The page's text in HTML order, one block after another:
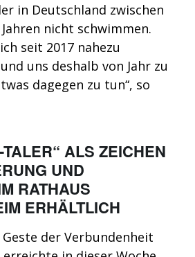
in Deutschland zwischen
nicht schwimmen.
seit 2017 nahezu
uns deshalb von Jahr zu
dagegen zu tun“, so
ALS ZEICHEN
UND
RATHAUS
ERHÄLTLICH
Geste der Verbundenheit